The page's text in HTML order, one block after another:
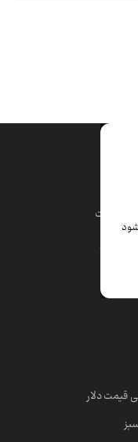
شود
امارات
قیمت دلار